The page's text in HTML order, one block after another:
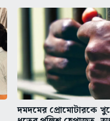
দমদমের প্রোমোটারকে